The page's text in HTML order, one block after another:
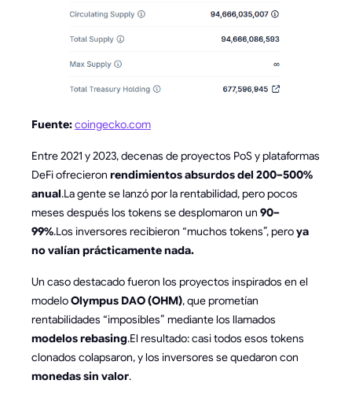
Fuente:coingecko.com
Entre 2021 y 2023, decenas de proyectos PoS y plataformas
DeFi ofrecieron rendimientos absurdos del 200–500%
anual.La gente se lanzó por la rentabilidad, pero pocos
meses después los tokens se desplomaron un 90–
99%.Los inversores recibieron “muchos tokens”, peroya
no valían prácticamente nada.
Un caso destacado fueron los proyectos inspirados en el
modeloOlympus DAO (OHM), que prometían
rentabilidades “imposibles” mediante los llamados
modelos rebasing.El resultado: casi todos esos tokens
clonados colapsaron, y los inversores se quedaron con
monedas sin valor.